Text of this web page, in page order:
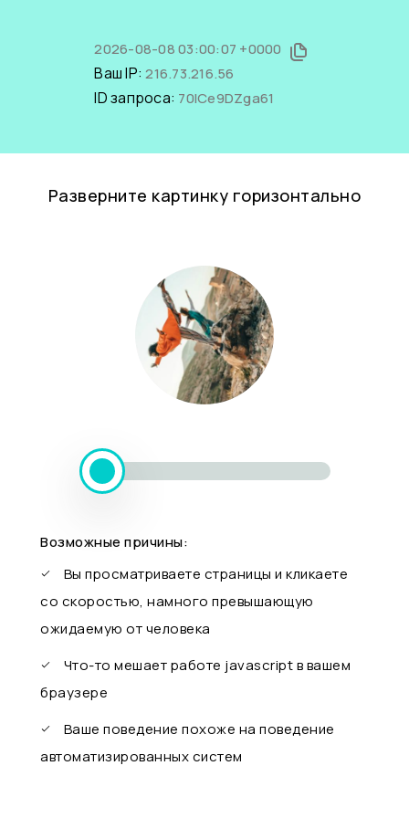
2026-08-08 03:00:07 +0000
Ваш IP:216.73.216.56
ID запроса: 70ICe9DZga61
Разверните картинку горизонтально
Возможные причины:
Вы просматриваете страницы и кликаете
со скоростью, намного превышающую
ожидаемую от человека
Что-то мешает работе javascript в вашем
браузере
Ваше поведение похоже на поведение
автоматизированных систем